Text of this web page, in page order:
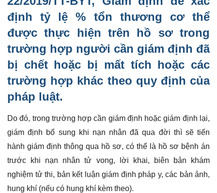
định tỷ lệ % tổn thương cơ thể
được thực hiện trên hồ sơ trong
trường hợp người cần giám định đã
bị chết hoặc bị mất tích hoặc các
trường hợp khác theo quy định của
pháp luật.
Do đó, trong trường hợp cần giám định hoặc giám định lại,
giám định bổ sung khi nạn nhân đã qua đời thì sẽ tiến
hành giám định thông qua hồ sơ, có thể là hồ sơ bệnh án
trước khi nạn nhân tử vong, lời khai, biên bản khám
nghiệm tử thi, bản kết luận giám định pháp y, các bản ảnh,
hung khí (nếu có hung khí kèm theo).